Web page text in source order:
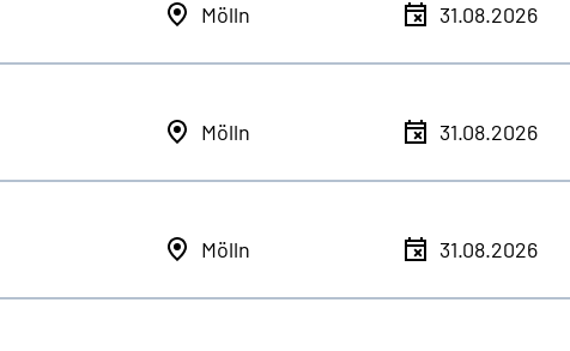
Mölln 31.08.2026
Mölln 31.08.2026
Mölln 31.08.2026